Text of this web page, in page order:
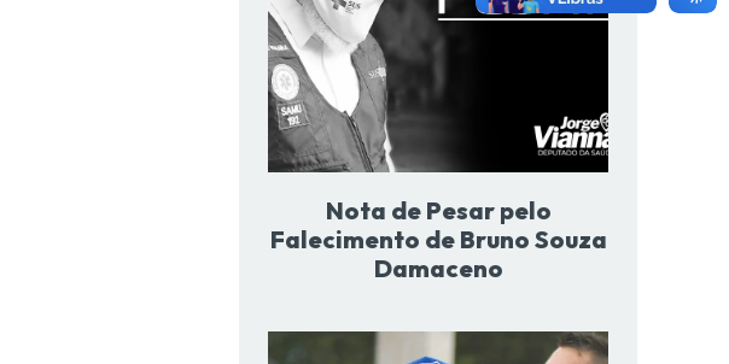
Nota de Pesar pelo
Falecimento de Bruno Souza
Damaceno